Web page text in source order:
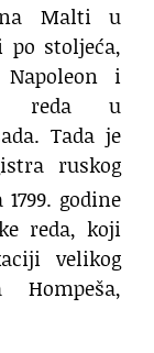
Malti u
stoljeća,
i
reda u
Tada je
ruskog
godine
reda, koji
velikog
Hompeša,